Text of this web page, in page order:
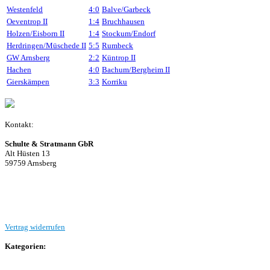
Westenfeld 4:0 Balve/Garbeck
Oeventrop II
1:4 Bruchhausen
Holzen/Eisborn II
1:4 Stockum/Endorf
Herdringen/Müschede II 5:5 Rumbeck
GW Arnsberg
2:2 Küntrop II
Hachen
4:0 Bachum/Bergheim II
Gierskämpen
3:3 Korriku
Kontakt:
Schulte & Stratmann GbR
Alt Hüsten 13
59759 Arnsberg
Vertrag widerrufen
Kategorien: